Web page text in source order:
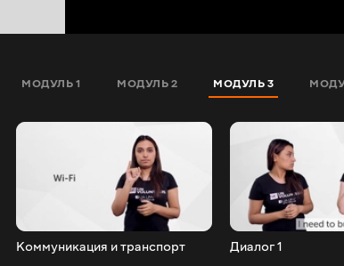
МОДУЛЬ 1 МОДУЛЬ 2 МОДУЛЬ 3
Коммуникация и транспорт Диалог 1